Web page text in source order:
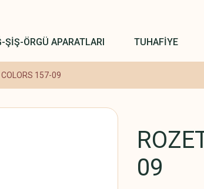
ŞİŞ-ÖRGÜ APARATLARI TUHAFİYE
157-09
09